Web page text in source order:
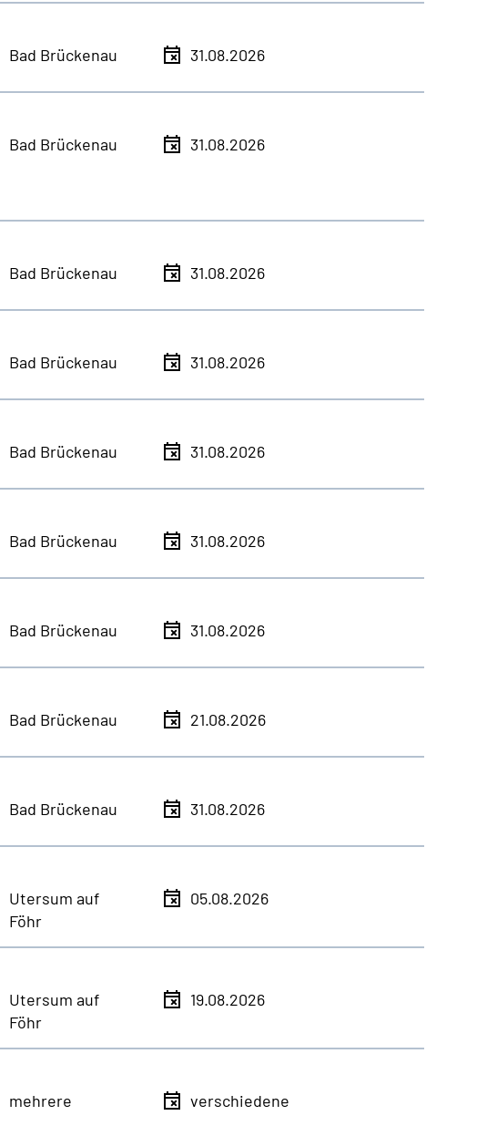
Bad Brückenau 31.08.2026
Bad Brückenau 31.08.2026
Bad Brückenau 31.08.2026
Bad Brückenau 31.08.2026
Bad Brückenau 31.08.2026
Bad Brückenau 31.08.2026
Bad Brückenau 31.08.2026
Bad Brückenau 21.08.2026
Bad Brückenau 31.08.2026
Utersum auf
Föhr
05.08.2026
Utersum auf
Föhr
19.08.2026
mehrere verschiedene